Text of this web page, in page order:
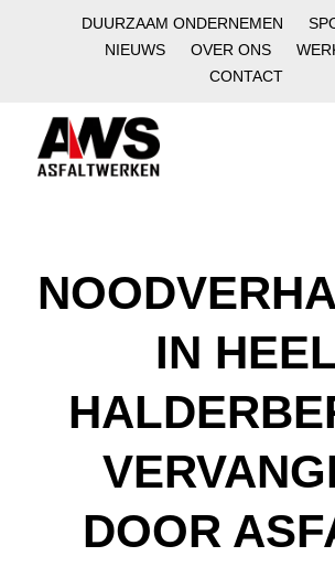
DUURZAAM ONDERNEMEN
NIEUWS
OVER ONS
CONTACT
IN
DOOR